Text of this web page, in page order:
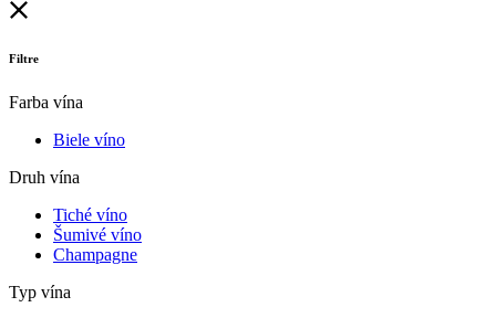
Filtre
Farba vína
Biele víno
Druh vína
Tiché víno
Šumivé víno
Champagne
Typ vína